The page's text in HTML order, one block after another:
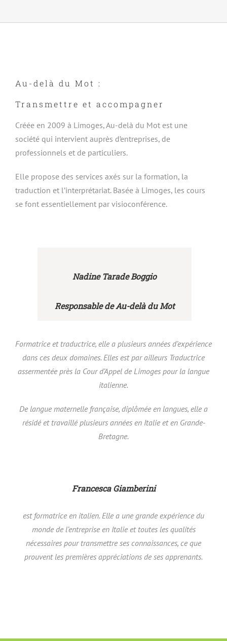
Au-delà du Mot :
Transmettre et accompagner
Créée en 2009 à Limoges, Au-delà du Mot est une
société qui intervient auprès d’entreprises, de
professionnels et de particuliers.
Elle propose des services axés sur la formation, la
traduction et l’interprétariat. Basée à Limoges, les cours
se font essentiellement par visioconférence.
Nadine Tarade Boggio
Responsable de Au-delà du Mot
Formatrice et traductrice, elle a plusieurs années d’expérience
dans ces deux domaines. Elles est par ailleurs Traductrice
assermentée près la Cour d’Appel de Limoges pour la langue
italienne.
De langue maternelle française, diplômée en langues, elle a
résidé et travaillé plusieurs années en Italie et en Grande-
Bretagne.
Francesca Giamberini
est formatrice en italien. Elle a une grande expérience du
monde de l’entreprise en Italie et toutes les qualités
nécessaires pour transmettre ses connaissances, ce que
prouvent les premières appréciations de ses apprenants.